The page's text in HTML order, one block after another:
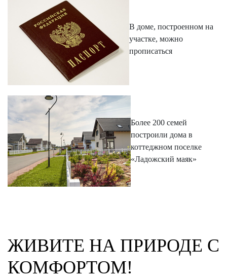
В доме, построенном на
участке, можно
прописаться
Более 200 семей
построили дома в
коттеджном поселке
«Ладожский маяк»
ЖИВИТЕ НА ПРИРОДЕ С
КОМФОРТОМ!